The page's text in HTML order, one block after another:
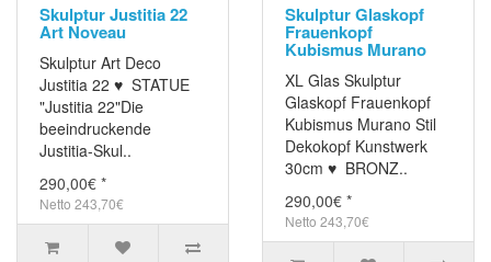
Skulptur Justitia 22
Art Noveau
Skulptur Art Deco
Justitia 22 ♥ STATUE
"Justitia 22"Die
beeindruckende
Justitia-Skul..
290,00€ *
Netto 243,70€
Skulptur Glaskopf
Frauenkopf
Kubismus Murano
XL Glas Skulptur
Glaskopf Frauenkopf
Kubismus Murano Stil
Dekokopf Kunstwerk
30cm ♥ BRONZ..
290,00€ *
Netto 243,70€